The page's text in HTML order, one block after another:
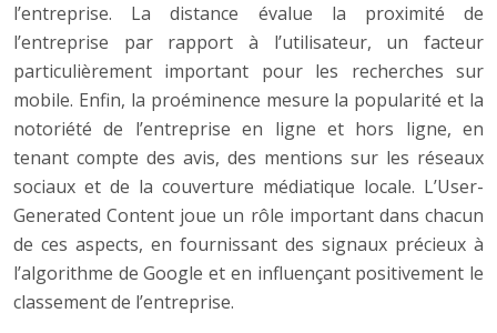
l’entreprise. La distance évalue la proximité de
l’entreprise par rapport à l’utilisateur, un facteur
particulièrement important pour les recherches sur
mobile. Enfin, la proéminence mesure la popularité et la
notoriété de l’entreprise en ligne et hors ligne, en
tenant compte des avis, des mentions sur les réseaux
sociaux et de la couverture médiatique locale. L’User-
Generated Content joue un rôle important dans chacun
de ces aspects, en fournissant des signaux précieux à
l’algorithme de Google et en influençant positivement le
classement de l’entreprise.